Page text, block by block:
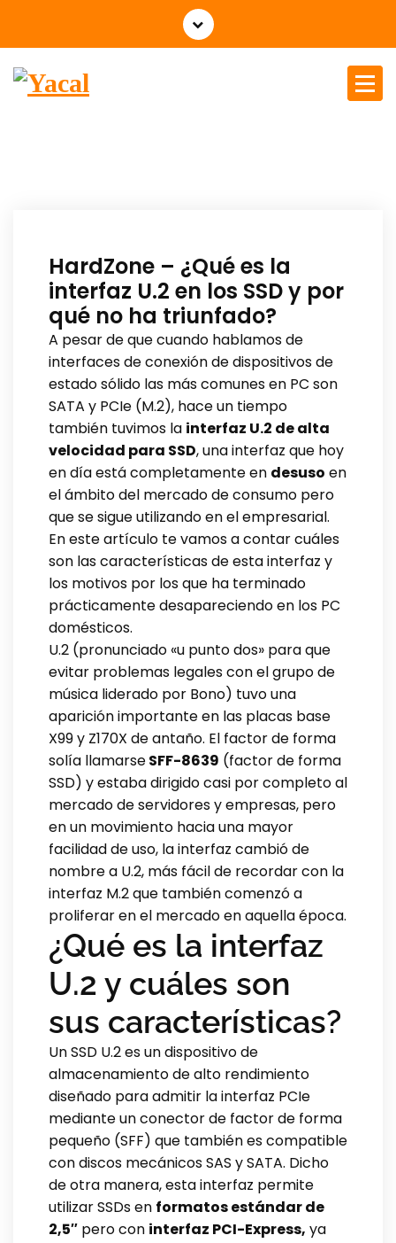
HardZone – ¿Qué es la
interfaz U.2 en los SSD y por
qué no ha triunfado?
A pesar de que cuando hablamos de
interfaces de conexión de dispositivos de
estado sólido las más comunes en PC son
SATA y PCIe (M.2), hace un tiempo
también tuvimos la interfaz U.2 de alta
velocidad para SSD, una interfaz que hoy
en día está completamente en desuso en
el ámbito del mercado de consumo pero
que se sigue utilizando en el empresarial.
En este artículo te vamos a contar cuáles
son las características de esta interfaz y
los motivos por los que ha terminado
prácticamente desapareciendo en los PC
domésticos.
U.2 (pronunciado «u punto dos» para que
evitar problemas legales con el grupo de
música liderado por Bono) tuvo una
aparición importante en las placas base
X99 y Z170X de antaño. El factor de forma
solía llamarseSFF-8639 (factor de forma
SSD) y estaba dirigido casi por completo al
mercado de servidores y empresas, pero
en un movimiento hacia una mayor
facilidad de uso, la interfaz cambió de
nombre a U.2, más fácil de recordar con la
interfaz M.2 que también comenzó a
proliferar en el mercado en aquella época.
¿Qué es la interfaz
U.2 y cuáles son
sus características?
Un SSD U.2 es un dispositivo de
almacenamiento de alto rendimiento
diseñado para admitir la interfaz PCIe
mediante un conector de factor de forma
pequeño (SFF) que también es compatible
con discos mecánicos SAS y SATA. Dicho
de otra manera, esta interfaz permite
utilizar SSDs en formatos estándar de
2,5″ pero con interfaz PCI-Express, ya